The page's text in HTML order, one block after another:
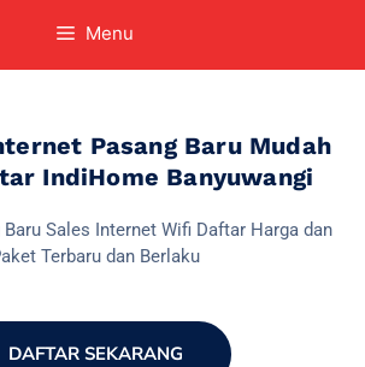
Menu
Pasang Baru Mudah
IndiHome Banyuwangi
Sales Internet Wifi Daftar Harga dan
Terbaru dan Berlaku
DAFTAR SEKARANG